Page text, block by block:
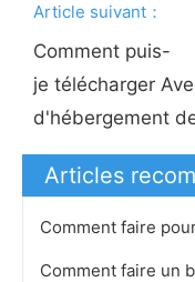
Article suivant：
Comment puis-
je télécharger
d'hébergement
Articles
Comment faire un